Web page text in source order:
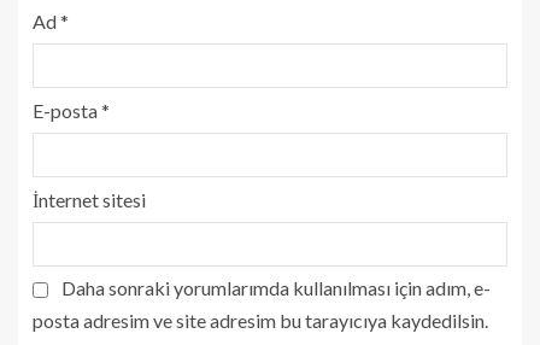
Ad*
E-posta*
İnternet sitesi
Daha sonraki yorumlarımda kullanılması için adım, e-
posta adresim ve site adresim bu tarayıcıya kaydedilsin.